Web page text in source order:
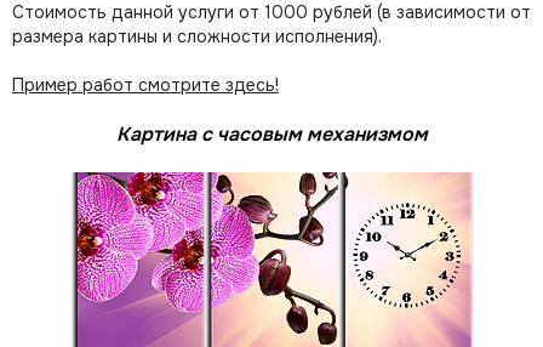
Стоимость данной услуги от 1000 рублей (в зависимости от
размера картины и сложности исполнения).
Пример работ смотрите здесь!
Картина с часовым механизмом